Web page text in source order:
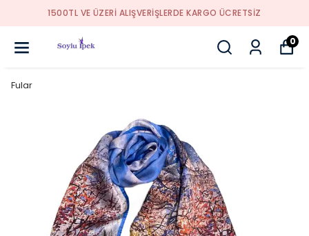
1500TL VE ÜZERİ ALIŞVERİŞLERDE KARGO ÜCRETSİZ
0
Fular